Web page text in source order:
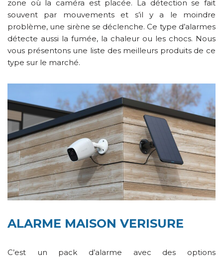
zone où la caméra est placée. La détection se fait
souvent par mouvements et s’il y a le moindre
problème, une sirène se déclenche. Ce type d’alarmes
détecte aussi la fumée, la chaleur ou les chocs. Nous
vous présentons une liste des meilleurs produits de ce
type sur le marché.
ALARME MAISON VERISURE
C’est un pack d’alarme avec des options